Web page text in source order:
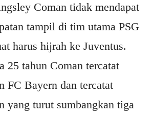
Coman tidak mendapat
tampil di tim utama PSG
harus hijrah ke Juventus.
25 tahun Coman tercatat
FC Bayern dan tercatat
yang turut sumbangkan tiga